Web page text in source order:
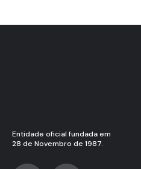
Entidade oficial fundada em
28 de Novembro de 1987.